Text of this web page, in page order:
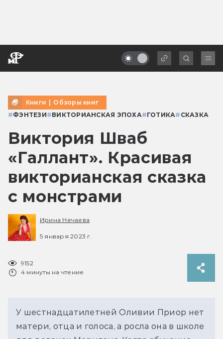
Книги | Обзоры книг
#ФЭНТЕЗИ#ВИКТОРИАНСКАЯ ЭПОХА#ГОТИКА# СКАЗКА
Виктория Шваб
«Галлант». Красивая
викторианская сказка
с монстрами
Ирина Нечаева
5 января 2023 г.
9152
4 минуты на чтение
У шестнадцатилетней Оливии Приор нет
матери, отца и голоса, а росла она в школе